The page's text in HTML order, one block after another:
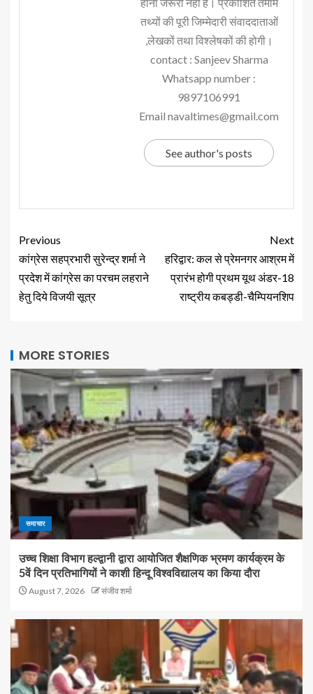
तथ्यों की पूरी जिम्मेदारी संवाददाताओं
,लेखकों तथा विश्लेषकों की होगी।
contact : Sanjeev Sharma
Whatsapp number :
9897106991
Email navaltimes@gmail.com
See author's posts
Previous
कांग्रेस सहप्रभारी सुरेन्द्र शर्मा ने
प्रदेश में कांग्रेस का परचम लहराने
हेतु दिये विजयी सूत्र
Next
हरिद्वार: कल से प्रेमनगर आश्रम में
प्रारंभ होगी प्रथम यूथ अंडर-18
राष्ट्रीय कबड्डी-चैम्पियनशिप
MORE STORIES
समाचार
उच्च शिक्षा विभाग हल्द्वानी द्वारा आयोजित शैक्षणिक भ्रमण कार्यक्रम के
5वें दिन प्रतिभागियों ने काशी हिन्दू विश्वविद्यालय का किया दौरा
August 7, 2026 संजीव शर्मा